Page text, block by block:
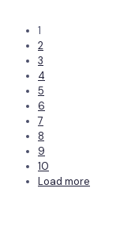
1
2
3
4
5
6
7
8
9
10
Load more